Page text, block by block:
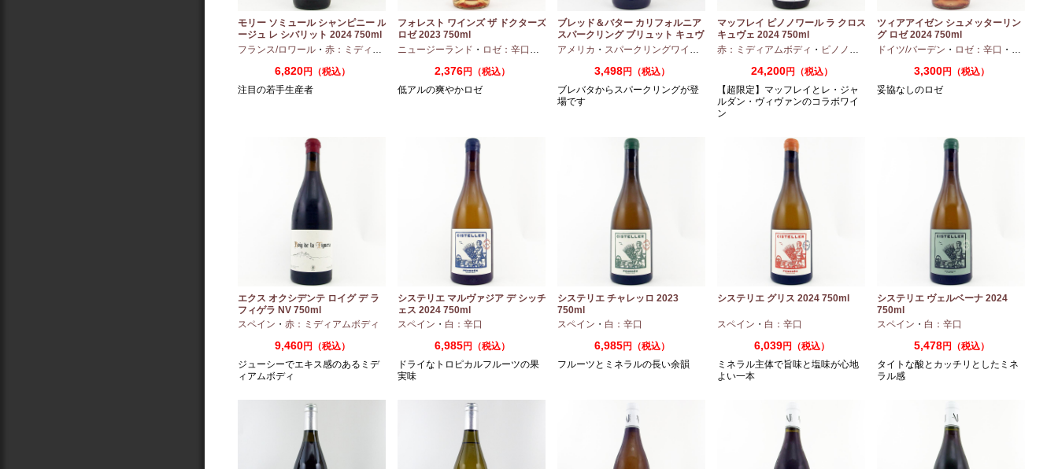
モリー ソミュール シャンピニー ル
ージュ レ シバリット 2024 750ml
フランス/ロワール・ 赤：ミディアムボディ ・カベルネフラン
6,820円（税込）
注目の若手生産者
フォレスト ワインズ ザ ドクターズ
ロゼ 2023 750ml
ニュージーランド ・ ロゼ：辛口 ピノノワール
2,376円（税込）
低アルの爽やかロゼ
ブレッド＆バター カリフォルニア
スパークリング ブリュット キュヴ
ェ NV 750ml
アメリカ ・ スパークリングワイン シャルドネ
3,498円（税込）
ブレバタからスパークリングが登
場です
マッフレイ ピノノワール ラ クロス
キュヴェ 2024 750ml
赤：ミディアムボディ ・ ピノノワール
24,200円（税込）
【超限定】マッフレイとレ・ジャ
ルダン・ヴィヴァンのコラボワイ
ン
ツィアアイゼン シュメッターリン
グ ロゼ 2024 750ml
ドイツ/バーデン ・ ロゼ：辛口 ・
3,300円（税込）
妥協なしのロゼ
エクス オクシデンテ ロイグ デ ラ
フィゲラ NV 750ml
（2022/2023）
スペイン ・ 赤：ミディアムボディ
9,460円（税込）
ジューシーでエキス感のあるミデ
ィアムボディ
システリエ マルヴァジア デ シッチ
ェス 2024 750ml
スペイン ・ 白：辛口
6,985円（税込）
ドライなトロピカルフルーツの果
実味
システリエ チャレッロ 2023
750ml
スペイン ・ 白：辛口
6,985円（税込）
フルーツとミネラルの長い余韻
システリエ グリス 2024 750ml
スペイン ・ 白：辛口
6,039円（税込）
ミネラル主体で旨味と塩味が心地
よい一本
システリエ ヴェルベーナ 2024
750ml
スペイン ・ 白：辛口
5,478円（税込）
タイトな酸とカッチリとしたミネ
ラル感